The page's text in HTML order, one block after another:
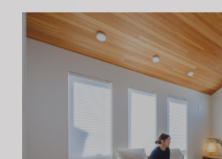
お電話でのお
0466-
営業時間
プロコール24ご
0120-
賃貸管理事業部への
0466-
営業時間